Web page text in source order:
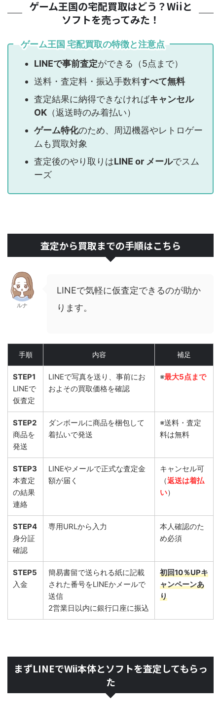
ゲーム王国の宅配買取はどう？Wiiと
ソフトを売ってみた！
ゲーム王国 宅配買取の特徴と注意点
LINEで事前査定ができる（5点まで）
送料・査定料・振込手数料すべて無料
査定結果に納得できなければキャンセル
OK （返送時のみ着払い）
ゲーム特化のため、周辺機器やレトロゲー
ムも買取対象
査定後のやり取りはLINE or メールでスム
ーズ
査定から買取までの手順はこちら
ルナ
LINEで気軽に仮査定できるのが助か
ります。
手順 内容 補足
STEP1
LINEで
仮査定
LINEで写真を送り、事前にお
およその買取価格を確認
※最大5点まで
STEP2
商品を
発送
ダンボールに商品を梱包して
着払いで発送
※送料・査定
料は無料
STEP3
本査定
の結果
連絡
LINEやメールで正式な査定金
額が届く
キャンセル可
（返送は着払
い）
STEP4
身分証
確認
専用URLから入力
本人確認のた
め必須
STEP5
入金
簡易書留で送られる紙に記載
された番号をLINEかメールで
送信
2営業日以内に銀行口座に振込
初回10％UPキ
ャンペーンあ
り
まずLINEでWii本体とソフトを査定してもらっ
た